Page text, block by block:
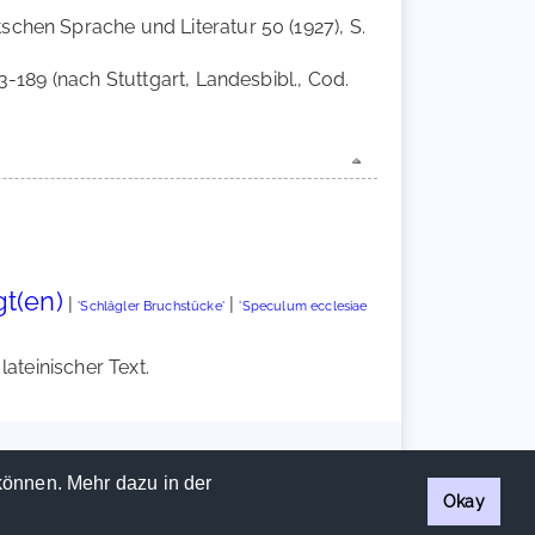
Mehr dazu in der
Okay
Sprache und Literatur 50 (1927), S.
189 (nach Stuttgart, Landesbibl., Cod.
|'Schlägler Bruchstücke'|'Speculum ecclesiae
Text.